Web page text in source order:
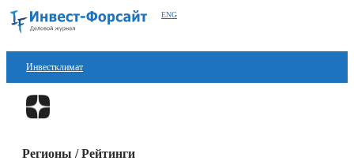
ENG
Инвестклимат
Финансы
Регионы / Рейтинги